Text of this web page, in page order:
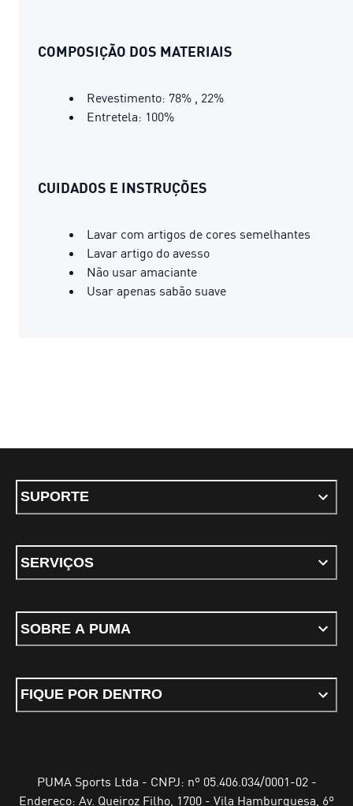
COMPOSIÇÃO DOS MATERIAIS
Revestimento: 78% , 22%
Entretela: 100%
CUIDADOS E INSTRUÇÕES
Lavar com artigos de cores semelhantes
Lavar artigo do avesso
Não usar amaciante
Usar apenas sabão suave
SUPORTE
SERVIÇOS
SOBRE A PUMA
FIQUE POR DENTRO
PUMA Sports Ltda - CNPJ: nº 05.406.034/0001-02 -
Endereço: Av. Queiroz Filho, 1700 - Vila Hamburguesa, 6º